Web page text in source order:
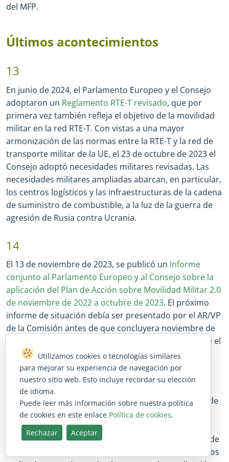
del MFP.
Últimos acontecimientos
13
En junio de 2024, el Parlamento Europeo y el Consejo
adoptaron un Reglamento RTE-T revisado, que por
primera vez también refleja el objetivo de la movilidad
militar en la red RTE-T. Con vistas a una mayor
armonización de las normas entre la RTE-T y la red de
transporte militar de la UE, el 23 de octubre de 2023 el
Consejo adoptó necesidades militares revisadas. Las
necesidades militares ampliadas abarcan, en particular,
los centros logísticos y las infraestructuras de la cadena
de suministro de combustible, a la luz de la guerra de
agresión de Rusia contra Ucrania.
14
El 13 de noviembre de 2023, se publicó un Informe
conjunto al Parlamento Europeo y al Consejo sobre la
aplicación del Plan de Acción sobre Movilidad Militar 2.0
de noviembre de 2022 a octubre de 2023. El próximo
informe de situación debía ser presentado por el AR/VP
de la Comisión antes de que concluyera noviembre de
2024. Este es el principal documento publicado sobre el
seguimiento del plan de acción.
En sus Conclusiones sobre la seguridad y la defensa de
la UE de 27 de mayo de 2024, el Consejo incluyó un
nuevo «compromiso de movilidad militar de 2024»
También invitó a las partes interesadas en el ámbito de
la UE a coordinar el balance periódico de los progresos
Utilizamos cookies o tecnologías similares
para mejorar su experiencia de navegación por
nuestro sitio web. Esto incluye recordar su elección
de idioma.
Puede leer más información sobre nuestra política
de cookies en este enlace Política de cookies.
Rechazar
Aceptar